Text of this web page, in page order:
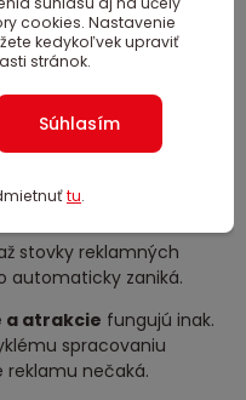
prezentácii, väčší
značky s
bežnej
stovky reklamných
automaticky zaniká.
a atrakcie fungujú inak.
spracovaniu
reklamu nečaká.
cookies. Nastavenie
kedykoľvek upraviť
stránok.
Súhlasím
tu.